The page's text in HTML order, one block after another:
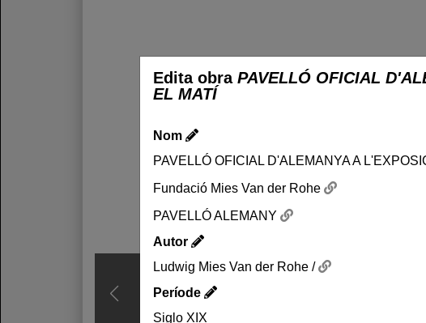
Edita obra PAVELLÓ OFICIAL
EL MATÍ
Nom
PAVELLÓ OFICIAL D'ALEMANYA A
Fundació Mies Van der Rohe
PAVELLÓ ALEMANY
Autor
Ludwig Mies Van der Rohe /
Període
Siglo XIX